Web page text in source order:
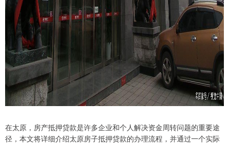
在太原，房产抵押贷款是许多企业和个人解决资金周转问题的重要途
径，本文将详细介绍太原房子抵押贷款的办理流程，并通过一个实际